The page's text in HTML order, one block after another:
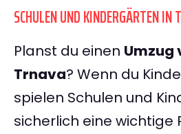
SCHULEN UND KINDERGÄRTEN IN
Planst du einen Umzug
Trnava? Wenn du
spielen Schulen und
sicherlich eine wichtige